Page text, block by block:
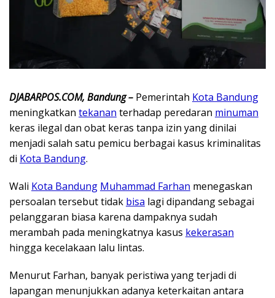
DJABARPOS.COM, Bandung – Pemerintah Kota Bandung
meningkatkan tekanan terhadap peredaran minuman
keras ilegal dan obat keras tanpa izin yang dinilai
menjadi salah satu pemicu berbagai kasus kriminalitas
di Kota Bandung.
Wali Kota Bandung Muhammad Farhan menegaskan
persoalan tersebut tidak bisa lagi dipandang sebagai
pelanggaran biasa karena dampaknya sudah
merambah pada meningkatnya kasus kekerasan
hingga kecelakaan lalu lintas.
Menurut Farhan, banyak peristiwa yang terjadi di
lapangan menunjukkan adanya keterkaitan antara